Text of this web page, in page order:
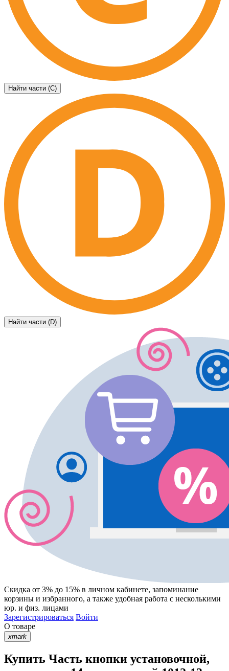
Найти части (C)
Найти части (D)
Скидка от 3% до 15% в личном кабинете, запоминание
корзины и избранного, а также удобная работа с несколькими
юр. и физ. лицами
Зарегистрироваться Войти
О товаре
xmark
Купить Часть кнопки установочной,